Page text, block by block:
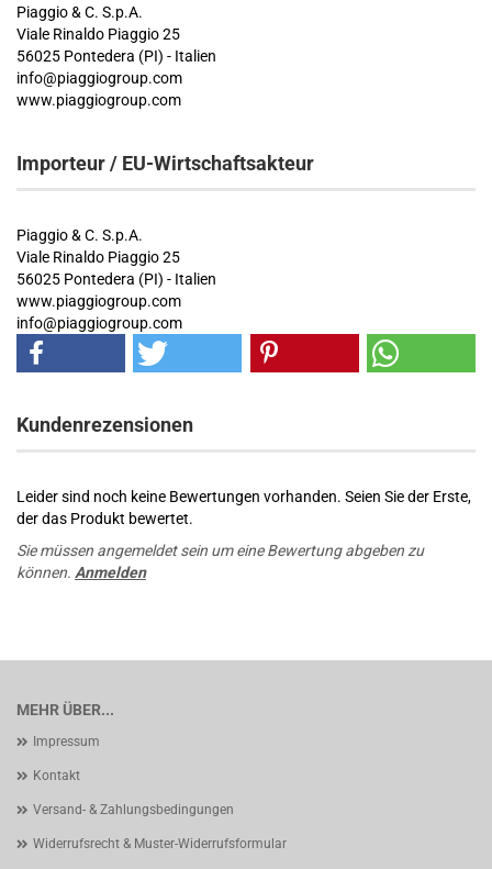
Piaggio & C. S.p.A.
Viale Rinaldo Piaggio 25
56025 Pontedera (PI) - Italien
info@piaggiogroup.com
www.piaggiogroup.com
Importeur / EU-Wirtschaftsakteur
Piaggio & C. S.p.A.
Viale Rinaldo Piaggio 25
56025 Pontedera (PI) - Italien
www.piaggiogroup.com
info@piaggiogroup.com
Kundenrezensionen
Leider sind noch keine Bewertungen vorhanden. Seien Sie der Erste,
der das Produkt bewertet.
Sie müssen angemeldet sein um eine Bewertung abgeben zu
können. Anmelden
MEHR ÜBER...
Impressum
Kontakt
Versand- & Zahlungsbedingungen
Widerrufsrecht & Muster-Widerrufsformular